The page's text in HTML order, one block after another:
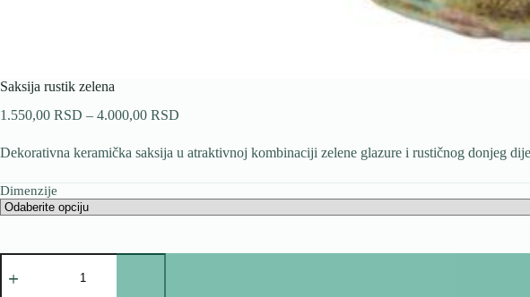
Saksija rustik zelena
1.550,00 RSD – 4.000,00 RSD
1.550,00 RSD
Dekorativna keramička saksija u atraktivnoj kombinaciji zelene glazure i rustičnog donjeg
Dimenzije
Saksija
rustik